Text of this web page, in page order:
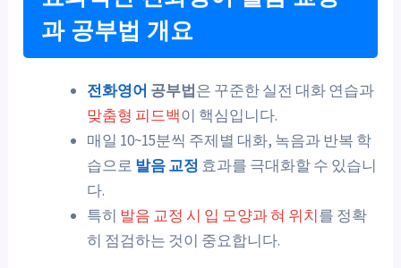
과 공부법 개요
전화영어 공부법은 꾸준한 실전 대화 연습과
맞춤형 피드백이 핵심입니다.
매일 10~15분씩 주제별 대화, 녹음과 반복 학
습으로 발음 교정 효과를 극대화할 수 있습니
다.
특히 발음 교정 시 입 모양과 혀 위치를 정확
히 점검하는 것이 중요합니다.